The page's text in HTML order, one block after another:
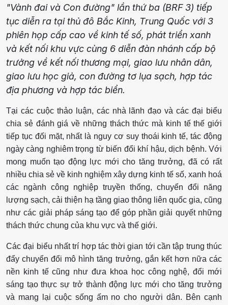
"Vành đai và Con đường" lần thứ ba (BRF 3) tiếp
tục diễn ra tại thủ đô Bắc Kinh, Trung Quốc với 3
phiên họp cấp cao về kinh tế số, phát triển xanh
và kết nối khu vực cùng 6 diễn đàn nhánh cấp bộ
trưởng về kết nối thương mại, giao lưu nhân dân,
giao lưu học giả, con đường tơ lụa sạch, hợp tác
địa phương và hợp tác biển.
Tại các cuộc thảo luận, các nhà lãnh đạo và các đại biểu
chia sẻ đánh giá về những thách thức mà kinh tế thế giới
tiếp tục đối mặt, nhất là nguy cơ suy thoái kinh tế, tác động
ngày càng nghiêm trọng từ biến đổi khí hậu, dịch bệnh. Với
mong muốn tạo động lực mới cho tăng trưởng, đã có rất
nhiều chia sẻ về kinh nghiệm xây dựng kinh tế số, xanh hoá
các ngành công nghiệp truyền thống, chuyển đổi năng
lượng sạch, cải thiện hạ tầng giao thông liên quốc gia, cũng
như các giải pháp sáng tạo để góp phần giải quyết những
thách thức chung của khu vực và thế giới.
Các đại biểu nhất trí hợp tác thời gian tới cần tập trung thúc
đẩy chuyển đổi mô hình tăng trưởng, gắn kết hơn nữa các
nền kinh tế cũng như đưa khoa học công nghệ, đổi mới
sáng tạo thực sự trở thành động lực mới cho tăng trưởng
và mang lại cuộc sống ấm no cho người dân. Bên cạnh